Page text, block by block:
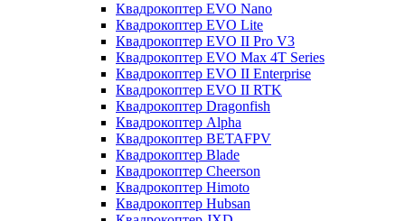
Квадрокоптер EVO Nano
Квадрокоптер EVO Lite
Квадрокоптер EVO II Pro V3
Квадрокоптер EVO Max 4T Series
Квадрокоптер EVO II Enterprise
Квадрокоптер EVO II RTK
Квадрокоптер Dragonfish
Квадрокоптер Alpha
Квадрокоптер BETAFPV
Квадрокоптер Blade
Квадрокоптер Cheerson
Квадрокоптер Himoto
Квадрокоптер Hubsan